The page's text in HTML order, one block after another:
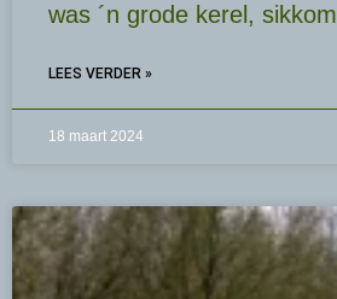
was ´n grode kerel, sikkom
LEES VERDER »
18 maart 2024